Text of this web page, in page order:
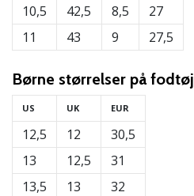
10,5
11
42,5
43
8,5
9
27
27,5
Børne størrelser på fodtøj
US
12,5
13
13,5
UK
12
12,5
13
EUR
30,5
31
32